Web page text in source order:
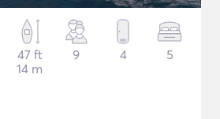
47 ft
14 m
9 4 5